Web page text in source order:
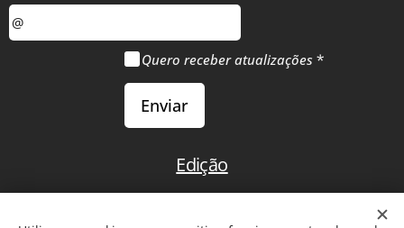
Quero receber atualizações
Enviar
Edição